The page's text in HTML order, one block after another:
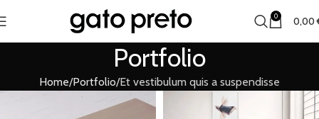
0 0,00
Portfolio
Home Portfolio Et vestibulum quis a suspendisse